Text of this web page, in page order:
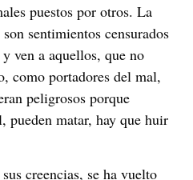
puestos por otros. La
sentimientos censurados
ven a aquellos, que no
como portadores del mal,
peligrosos porque
pueden matar, hay que huir
creencias, se ha vuelto